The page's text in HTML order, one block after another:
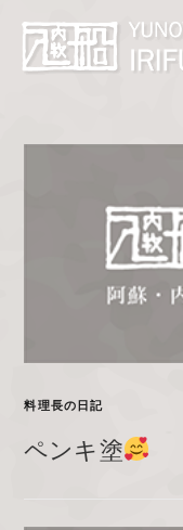
料理長の日記
ペンキ塗